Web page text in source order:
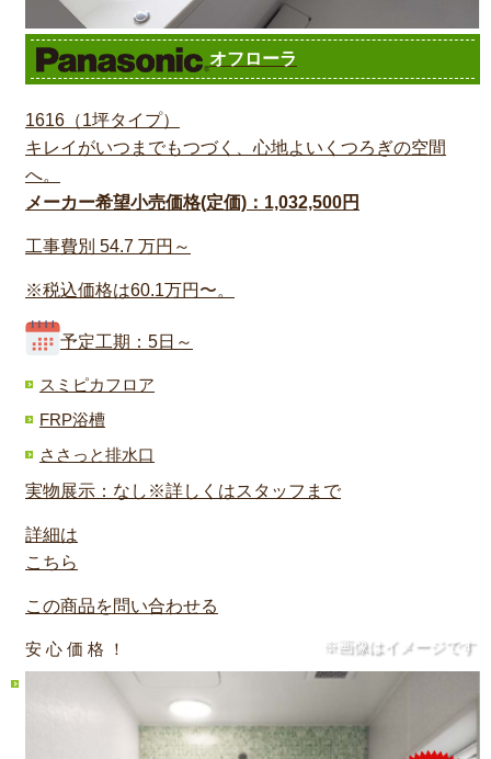
※画像はイメージです
オフローラ
1616（1坪タイプ）
キレイがいつまでもつづく、心地よいくつろぎの空間
へ。
メーカー希望小売価格(定価)：1,032,500円
工事費別 54.7 万円～
※税込価格は60.1万円〜。
予定工期：5日～
スミピカフロア
FRP浴槽
ささっと排水口
実物展示：なし※詳しくはスタッフまで
詳細は
こちら
この商品を問い合わせる
安 心 価 格 ！